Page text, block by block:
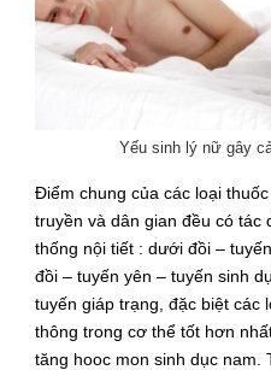
Yếu sinh lý nữ gây
Điểm chung của các loại
truyền và dân gian đều có
thống nội tiết : dưới đồi –
đồi – tuyến yên – tuyến sinh
tuyến giáp trạng, đặc biệt các
thông trong cơ thể tốt hơn
tăng hooc mon sinh dục